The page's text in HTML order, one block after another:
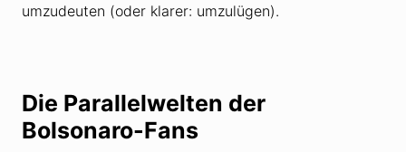
umzudeuten (oder klarer: umzulügen).
Die Parallelwelten der
Bolsonaro-Fans